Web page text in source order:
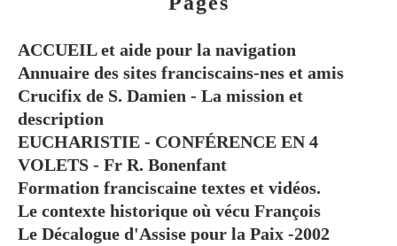
ACCUEIL et aide pour la navigation
Annuaire des sites franciscains-nes et amis
Crucifix de S. Damien - La mission et
description
EUCHARISTIE - CONFÉRENCE EN 4
VOLETS - Fr R. Bonenfant
Formation franciscaine textes et vidéos.
Le contexte historique où vécu François
Le Décalogue d'Assise pour la Paix -2002